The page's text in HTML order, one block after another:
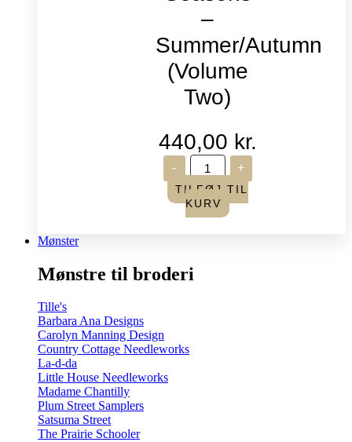
–
Summer/Autumn
(Volume
Two)
440,00 kr.
-
Life
in
Seasons
-
Summer/Autumn
+
TILFØJ TIL
KURV
Mønster
Mønstre til broderi
Tille's
Barbara Ana Designs
Carolyn Manning Design
Country Cottage Needleworks
La-d-da
Little House Needleworks
Madame Chantilly
Plum Street Samplers
Satsuma Street
The Prairie Schooler